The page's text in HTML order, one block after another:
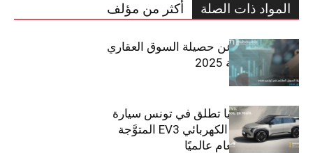
المواد ذات الصلة أكثر من مؤلف
مبوب تكشف عن حصيلة السوق العقاري
في تونس لسنة 2025
سيتي كارز – كيا تطلق في تونس سيارة
الـدفع الرباعي الكهربائي EV3 المتوَّجة
بلقب سيارة العام عالميًا